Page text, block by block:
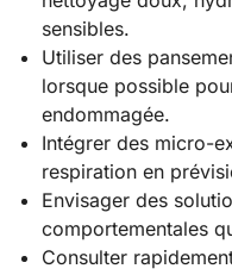
sensibles.
Utiliser des
lorsque possible
endommagée.
Intégrer des micro-
respiration en
Envisager des
comportementales
Consulter